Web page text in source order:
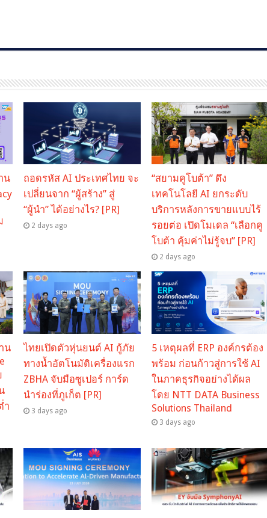
น
ถอดรหัส AI ประเทศไทย จะ
เปลี่ยนจาก “ผู้สร้าง” สู่
“ผู้นำ” ได้อย่างไร? [PR]
2 days ago
“สยามคูโบต้า” ดึง
เทคโนโลยี AI ยกระดับ
บริการหลังการขายแบบไร้
รอยต่อ เปิดโมเดล “เลือกคู
โบต้า คุ้มค่าไม่รู้จบ” [PR]
2 days ago
น
ำ
ไทยเปิดตัวหุ่นยนต์ AI กู้ภัย
ทางน้ำอัตโนมัติเครื่องแรก
ZBHA จับมือซูเปอร์ การ์ด
นำร่องที่ภูเก็ต [PR]
3 days ago
5 เหตุผลที่ ERP องค์กรต้อง
พร้อม ก่อนก้าวสู่การใช้ AI
ในภาคธุรกิจอย่างได้ผล
โดย NTT DATA Business
Solutions Thailand
3 days ago